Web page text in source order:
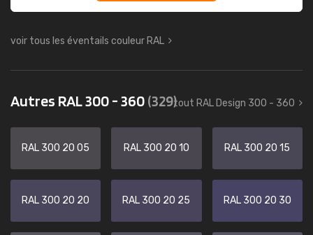
voir tous les éventails couleur RAL
Autres RAL 300 - 360(329)tout RAL Design 300 - 360
RAL 300 20 05 RAL 300 20 10 RAL 300 20 15
RAL 300 20 20 RAL 300 20 25 RAL 300 20 30